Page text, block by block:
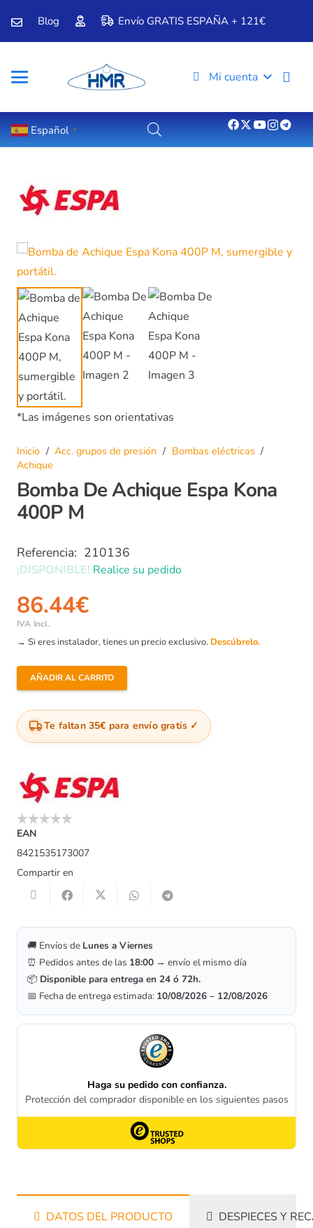
Blog Envío GRATIS ESPAÑA + 121€
Mi cuenta
Español ▼
*Las imágenes son orientativas
Inicio / Acc. grupos de presión / Bombas eléctricas /
Achique
Bomba De Achique Espa Kona
400P M
Referencia: 210136
¡DISPONIBLE! Realice su pedido
86.44€
IVA Incl.
→ Si eres instalador, tienes un precio exclusivo. Descúbrelo.
Bomba
Achique
Espa
400P
M
cantidad
AÑADIR AL CARRITO
Te faltan 35€ para envío gratis
EAN
8421535173007
Compartir en
🚚 Envíos de Lunes a Viernes
⏰ Pedidos antes de las 18:00 → envío el mismo día
📦 Disponible para entrega en 24 ó 72h.
📅 Fecha de entrega estimada: 10/08/2026 – 12/08/2026
DATOS DEL PRODUCTO DESPIECES Y